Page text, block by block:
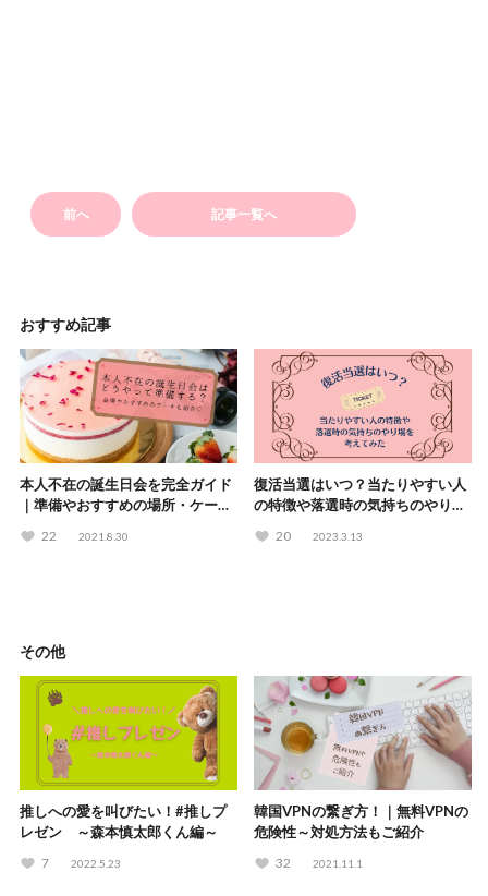
前へ 記事一覧へ
おすすめ記事
本人不在の誕生日会を完全ガイド
｜準備やおすすめの場所・ケーキ
22 2021.8.30
復活当選はいつ？当たりやすい人
の特徴や落選時の気持ちのやり場
20 2023.3.13
その他
推しへの愛を叫びたい！#推しプ
レゼン ～森本慎太郎くん編～
7 2022.5.23
韓国VPNの繋ぎ方！｜無料VPNの
危険性～対処方法もご紹介
32 2021.11.1